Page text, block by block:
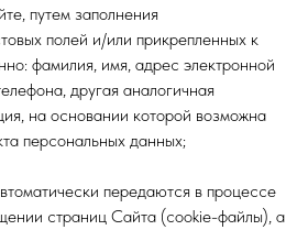
путем заполнения
полей и/или прикрепленных к
фамилия, имя, адрес электронной
другая аналогичная
на основании которой возможна
персональных данных;
передаются в процессе
страниц Сайта (cookie-файлы), а